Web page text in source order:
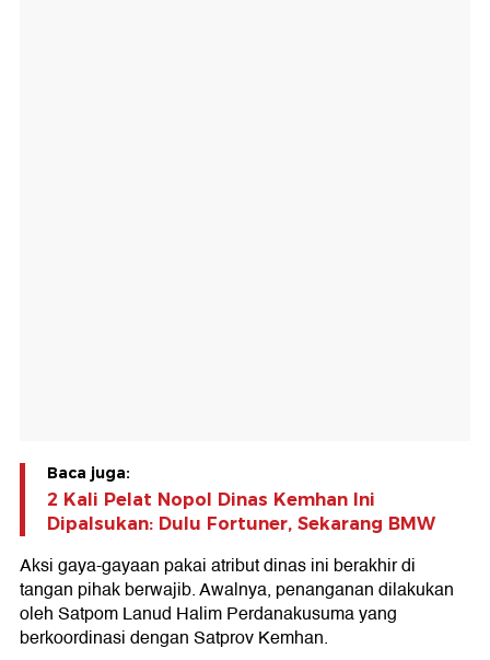
Baca juga:
2 Kali Pelat Nopol Dinas Kemhan Ini
Dipalsukan: Dulu Fortuner, Sekarang BMW
Aksi gaya-gayaan pakai atribut dinas ini berakhir di
tangan pihak berwajib. Awalnya, penanganan dilakukan
oleh Satpom Lanud Halim Perdanakusuma yang
berkoordinasi dengan Satprov Kemhan.